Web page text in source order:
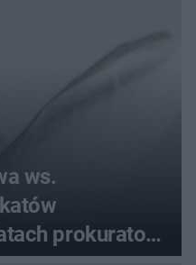
ws.
prokurator